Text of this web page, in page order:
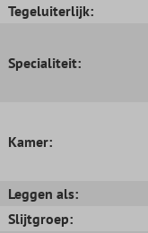
Tegeluiterlijk:
Specialiteit:
Kamer:
Leggen als:
Slijtgroep: